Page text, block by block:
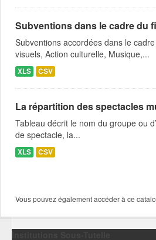
Subventions dans le cadre du
Subventions accordées dans le
visuels, Action culturelle, Musique,...
XLS CSV
La répartition des spectacles
Tableau décrit le nom du groupe ou
de spectacle, la...
XLS CSV
Vous pouvez également accéder à ce